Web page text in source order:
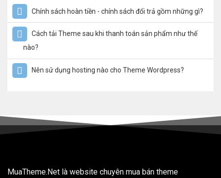
Chính sách hoàn tiền - chính sách đổi trả gồm những gì?
Cách tải Theme sau khi thanh toán sản phẩm như thế
nào?
Nên sử dụng hosting nào cho Theme Wordpress?
MuaTheme.Net là website chuyên mua bán theme